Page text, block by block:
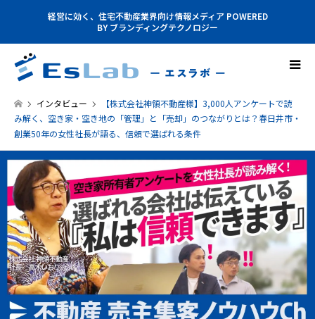
経営に効く、住宅不動産業界向け情報メディア POWERED
BY ブランディングテクノロジー
インタビュー
【株式会社神領不動産様】3,000人アンケートで読
み解く、空き家・空き地の「管理」と「売却」のつながりとは？春日井市・
創業50年の女性社長が語る、信頼で選ばれる条件